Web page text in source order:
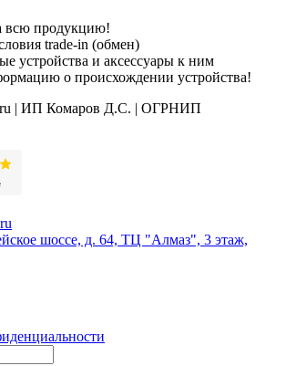
всю продукцию!
trade-in (обмен)
устройства и аксессуары к ним
о происхождении устройства!
| ИП Комаров Д.С. | ОГРНИП
шоссе, д. 64, ТЦ "Алмаз", 3 этаж,